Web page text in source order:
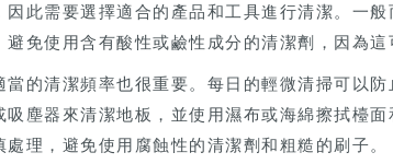
因此需要選擇適合的產品和工具進行清潔。一
避免使用含有酸性或鹼性成分的清潔劑，因為這
當的清潔頻率也很重要。每日的輕微清掃可以
吸塵器來清潔地板，並使用濕布或海綿擦拭檯
處理，避免使用腐蝕性的清潔劑和粗糙的刷子。